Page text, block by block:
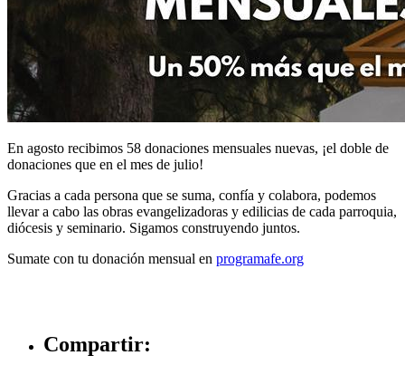
En agosto recibimos 58 donaciones mensuales nuevas, ¡el doble de
donaciones que en el mes de julio!
Gracias a cada persona que se suma, confía y colabora, podemos
llevar a cabo las obras evangelizadoras y edilicias de cada parroquia,
diócesis y seminario. Sigamos construyendo juntos.
Sumate con tu donación mensual en programafe.org
Compartir: